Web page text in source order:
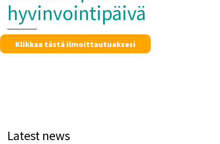
hyvinvointipäivä
Klikkaa tästä ilmoittautuaksesi
Latest news